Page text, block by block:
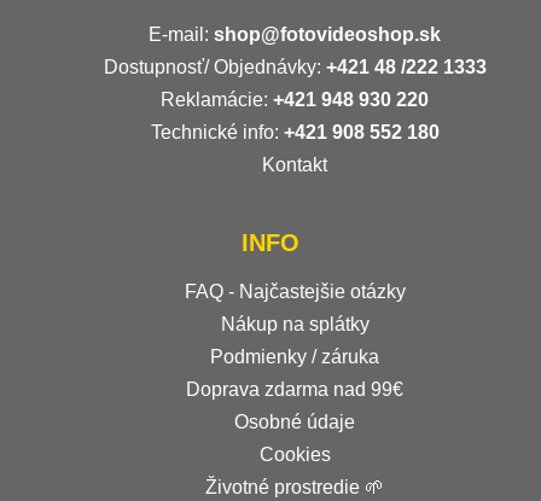
E-mail: shop@fotovideoshop.sk
Dostupnosť/ Objednávky: +421 48 /222 1333
Reklamácie: +421 948 930 220
Technické info: +421 908 552 180
Kontakt
INFO
FAQ - Najčastejšie otázky
Nákup na splátky
Podmienky / záruka
Doprava zdarma nad 99€
Osobné údaje
Cookies
Životné prostredie 🌱